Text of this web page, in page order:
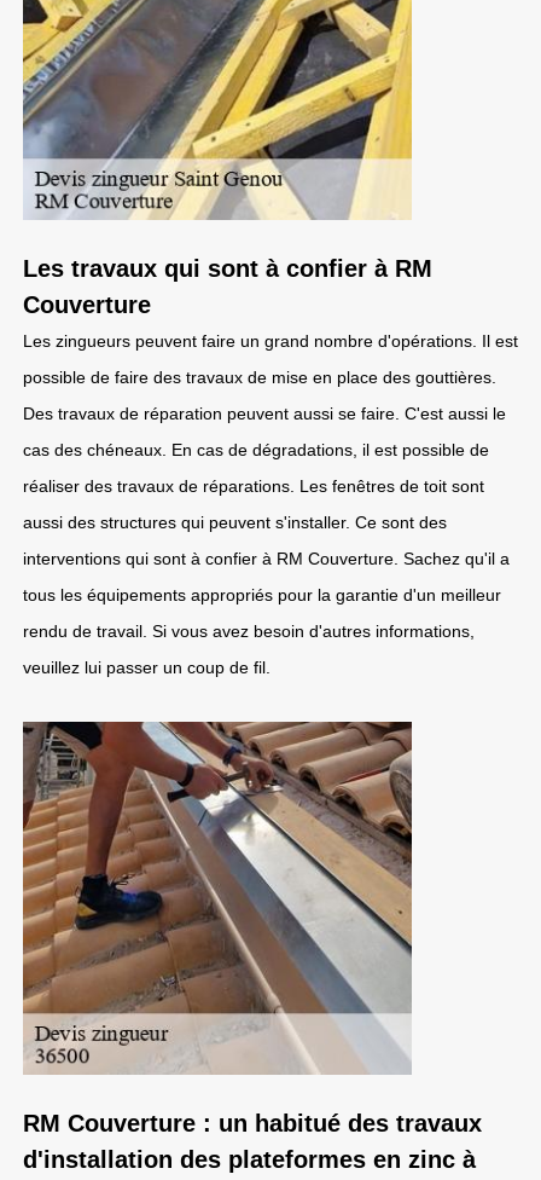
Les travaux qui sont à confier à RM
Couverture
Les zingueurs peuvent faire un grand nombre d'opérations. Il est
possible de faire des travaux de mise en place des gouttières.
Des travaux de réparation peuvent aussi se faire. C'est aussi le
cas des chéneaux. En cas de dégradations, il est possible de
réaliser des travaux de réparations. Les fenêtres de toit sont
aussi des structures qui peuvent s'installer. Ce sont des
interventions qui sont à confier à RM Couverture. Sachez qu'il a
tous les équipements appropriés pour la garantie d'un meilleur
rendu de travail. Si vous avez besoin d'autres informations,
veuillez lui passer un coup de fil.
RM Couverture : un habitué des travaux
d'installation des plateformes en zinc à